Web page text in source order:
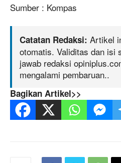
Sumber : Kompas
Catatan Redaksi: Artikel
otomatis. Validitas dan isi
jawab redaksi
mengalami pembaruan..
Bagikan Artikel>>